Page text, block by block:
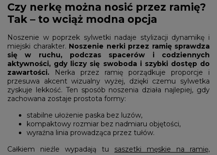
Czy nerkę można nosić przez ramię?
Tak – to wciąż modna opcja
Noszenie w poprzek sylwetki nadaje stylizacji dynamikę i
miejski charakter. Noszenie nerki przez ramię sprawdza
się w ruchu, podczas spacerów i codziennych
aktywności, gdy liczy się swoboda i szybki dostęp do
zawartości. Nerka przez ramię porządkuje proporcje i
przesuwa akcent wizualny wyżej, dzięki czemu sylwetka
zyskuje lekkość. Ten sposób noszenia działa najlepiej, gdy
zachowana zostaje prostota formy:
stabilne ułożenie paska bez luzów,
kompaktowy rozmiar bez nadmiaru objętości,
wyraźna linia prowadząca przez tułów.
Całkiem nieźle wypadają tu saszetki męskie na ramię,